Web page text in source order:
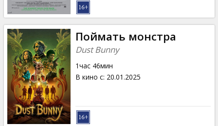
Поймать монстра
Dust Bunny
1час 46мин
В кино с: 20.01.2025